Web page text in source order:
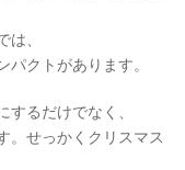
、
クトがあります。
るだけでなく、
。せっかくクリスマス